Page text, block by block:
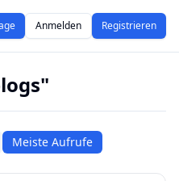
Anmelden Registrieren
Meiste Aufrufe